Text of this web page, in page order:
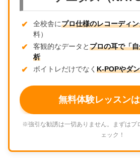
全校舎にプロ仕様のレコーディ
料）
客観的なデータとプロの耳で「
析
ボイトレだけでなく K-POPやダ
無料体験レッスン
※強引な勧誘は一切ありません。まずはプ
ェック！